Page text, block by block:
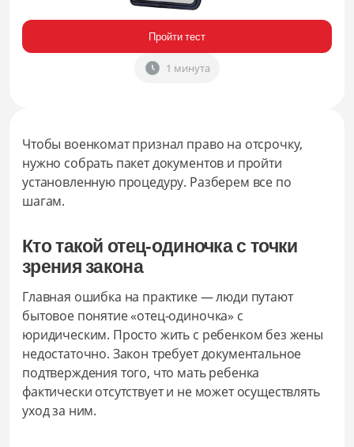
Пройти тест
1 минута
Чтобы военкомат признал право на отсрочку,
нужно собрать пакет документов и пройти
установленную процедуру. Разберем все по
шагам.
Кто такой отец-одиночка с точки
зрения закона
Главная ошибка на практике — люди путают
бытовое понятие «отец-одиночка» с
юридическим. Просто жить с ребенком без жены
недостаточно. Закон требует документальное
подтверждения того, что мать ребенка
фактически отсутствует и не может осуществлять
уход за ним.